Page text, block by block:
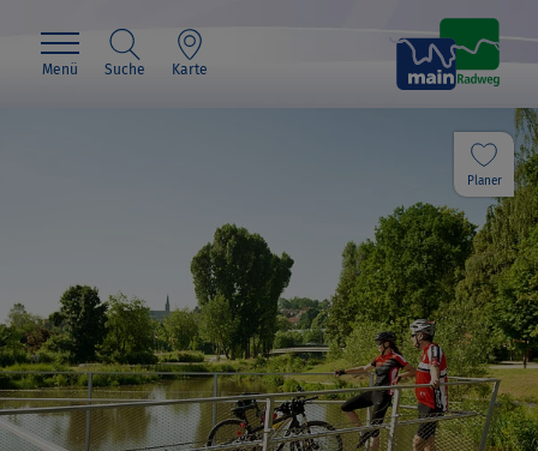
Menü Suche Karte
Planer